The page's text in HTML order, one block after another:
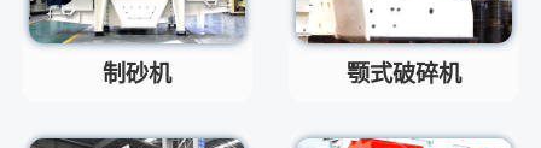
问 制砂机最小的产量是多少？
最小每小时12吨
移动破碎机时产多少方？
制砂机 颚式破碎机